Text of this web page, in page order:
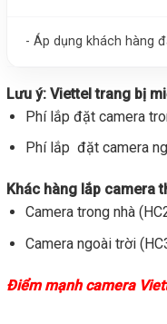
- Áp dụng khách hàng
Lưu ý: Viettel trang bị
Phí lắp đặt camera
Phí lắp đặt camera
Khác hàng lắp camera
Camera trong nhà
Camera ngoài trời
Điểm mạnh camera